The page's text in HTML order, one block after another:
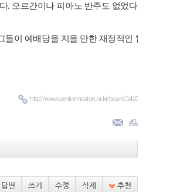
. 오르간이나 피아노 반주도 없었다.
들이 예배당을 지을 만한 재정적인 힘도
http://www.seniormission.or.kr/board/1410
답변 쓰기 수정 삭제 추천